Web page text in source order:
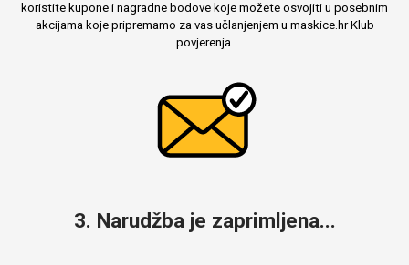
koristite kupone i nagradne bodove koje možete osvojiti u posebnim
akcijama koje pripremamo za vas učlanjenjem u maskice.hr Klub
povjerenja.
3. Narudžba je zaprimljena...